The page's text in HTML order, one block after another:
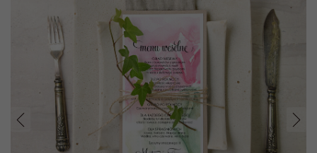
Prev